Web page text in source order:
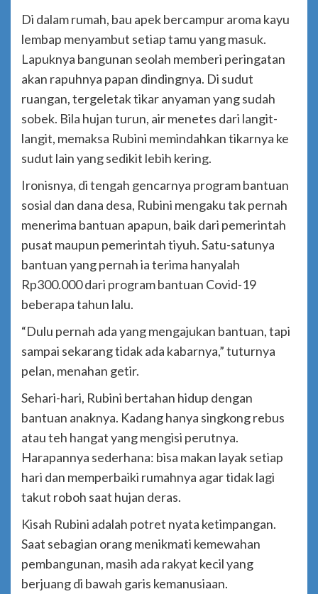
Di dalam rumah, bau apek bercampur aroma kayu
lembap menyambut setiap tamu yang masuk.
Lapuknya bangunan seolah memberi peringatan
akan rapuhnya papan dindingnya. Di sudut
ruangan, tergeletak tikar anyaman yang sudah
sobek. Bila hujan turun, air menetes dari langit-
langit, memaksa Rubini memindahkan tikarnya ke
sudut lain yang sedikit lebih kering.
Ironisnya, di tengah gencarnya program bantuan
sosial dan dana desa, Rubini mengaku tak pernah
menerima bantuan apapun, baik dari pemerintah
pusat maupun pemerintah tiyuh. Satu-satunya
bantuan yang pernah ia terima hanyalah
Rp300.000 dari program bantuan Covid-19
beberapa tahun lalu.
“Dulu pernah ada yang mengajukan bantuan, tapi
sampai sekarang tidak ada kabarnya,” tuturnya
pelan, menahan getir.
Sehari-hari, Rubini bertahan hidup dengan
bantuan anaknya. Kadang hanya singkong rebus
atau teh hangat yang mengisi perutnya.
Harapannya sederhana: bisa makan layak setiap
hari dan memperbaiki rumahnya agar tidak lagi
takut roboh saat hujan deras.
Kisah Rubini adalah potret nyata ketimpangan.
Saat sebagian orang menikmati kemewahan
pembangunan, masih ada rakyat kecil yang
berjuang di bawah garis kemanusiaan.